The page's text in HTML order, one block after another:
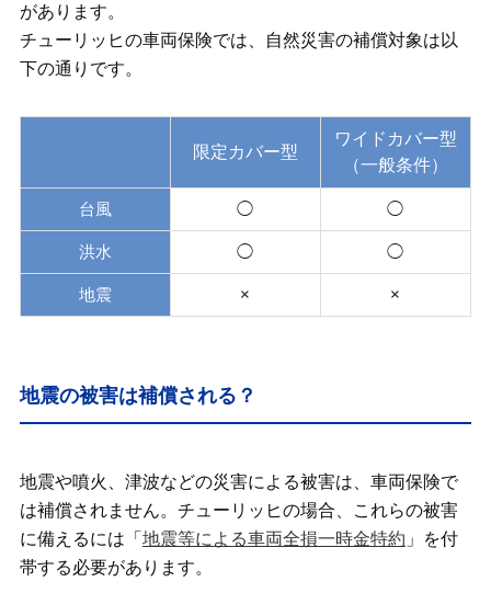
台風被害でいくら保険金が支払われる？
級はどうなるのか
台風発生時の注意点
地震発生時の注意点
自動車保険（車両保険）で台風・地震に
よる被害に備えよう
があります。
チューリッヒの車両保険では、自然災害の補償対象は以
下の通りです。
限定カバー型
ワイドカバー型
（一般条件）
台風 ◯ ◯
洪水 ◯ ◯
地震 × ×
地震の被害は補償される？
地震や噴火、津波などの災害による被害は、車両保険で
は補償されません。チューリッヒの場合、これらの被害
に備えるには「 地震等による車両全損一時金特約 」を付
帯する必要があります。